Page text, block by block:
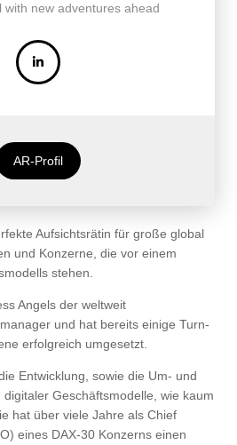
with new adventures ahead
AR-Profil
Aufsichtsrätin für große global
und Konzerne, die vor einem
stehen.
Angels der weltweit
und hat bereits einige Turn-
erfolgreich umgesetzt.
Entwicklung, sowie die Um- und
Geschäftsmodelle, wie kaum
hat über viele Jahre als Chief
eines DAX-30 Konzerns einen